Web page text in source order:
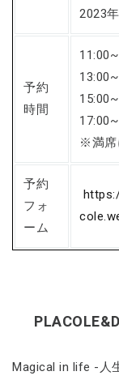
2023
予約
時間
11:00~
13:00~
15:00~
17:00~
※満席
予約
フォ
ーム
Magical in life -人